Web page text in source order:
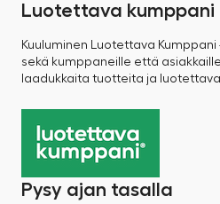
Luotettava kumppani
Kuuluminen Luotettava
sekä kumppaneille että
laadukkaita tuotteita ja
Pysy ajan tasalla